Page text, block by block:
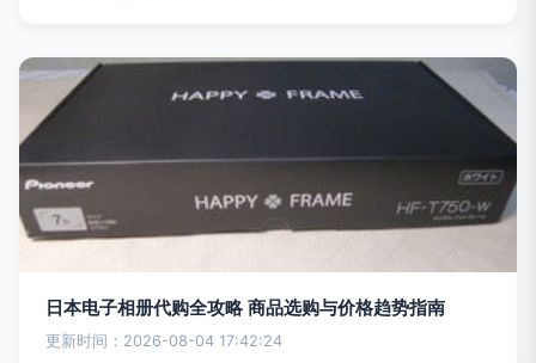
日本电子相册代购全攻略 商品选购与价格趋势指南
更新时间：2026-08-04 17:42:24